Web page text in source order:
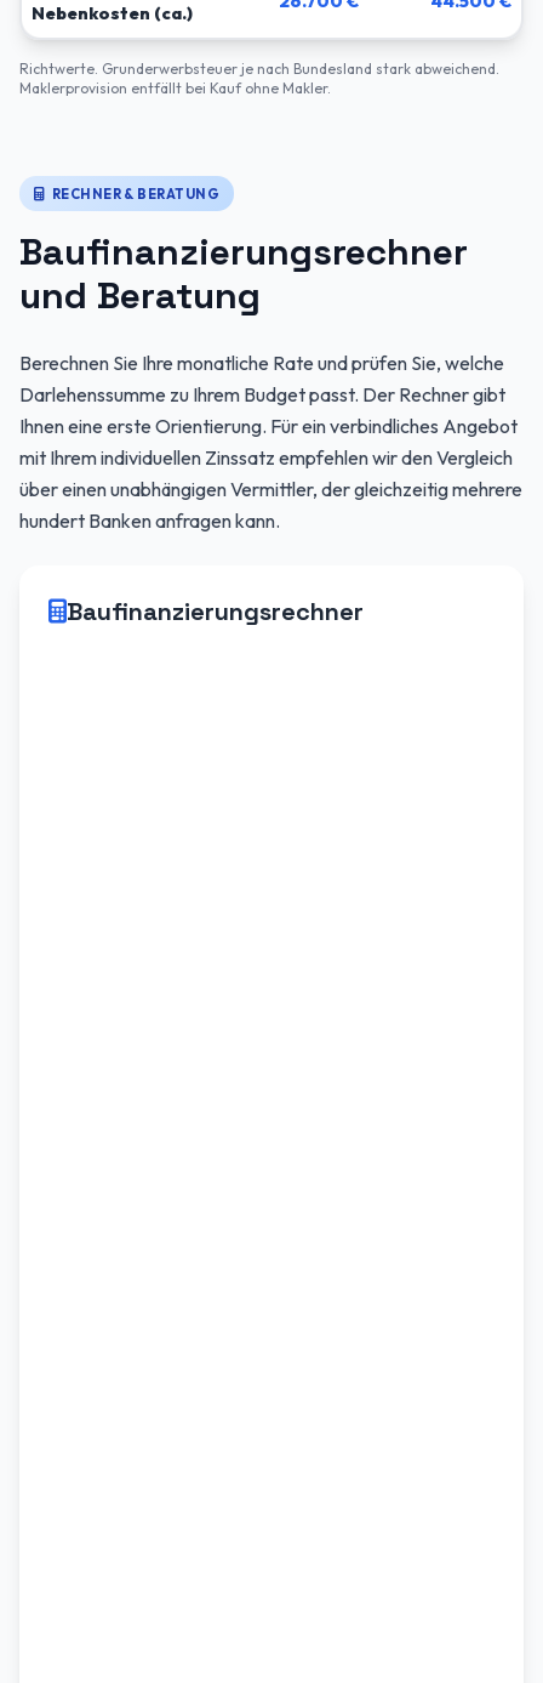
Nebenkosten (ca.)
Richtwerte. Grunderwerbsteuer je nach Bundesland stark abweichend.
Maklerprovision entfällt bei Kauf ohne Makler.
RECHNER & BERATUNG
Baufinanzierungsrechner
und Beratung
Berechnen Sie Ihre monatliche Rate und prüfen Sie, welche
Darlehenssumme zu Ihrem Budget passt. Der Rechner gibt
Ihnen eine erste Orientierung. Für ein verbindliches Angebot
mit Ihrem individuellen Zinssatz empfehlen wir den Vergleich
über einen unabhängigen Vermittler, der gleichzeitig mehrere
hundert Banken anfragen kann.
Baufinanzierungsrechner